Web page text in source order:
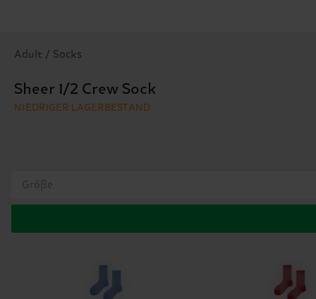
Adult / Socks
Sheer 1/2 Crew Sock
NIEDRIGER LAGERBESTAND
Größe